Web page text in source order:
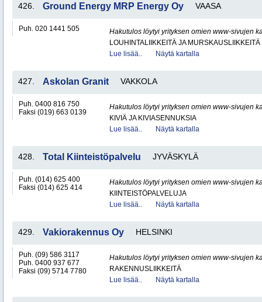
426. Ground Energy MRP Energy Oy VAASA
Puh. 020 1441 505
Hakutulos löytyi yrityksen omien www-sivujen
LOUHINTALIIKKEITÄ JA MURSKAUSLIIKKEITÄ
Lue lisää..
Näytä kartalla
427. Askolan Granit VAKKOLA
Puh. 0400 816 750
Faksi (019) 663 0139
Hakutulos löytyi yrityksen omien www-sivujen
KIVIÄ JA KIVIASENNUKSIA
Lue lisää..
Näytä kartalla
428. Total Kiinteistöpalvelu JYVÄSKYLÄ
Puh. (014) 625 400
Faksi (014) 625 414
Hakutulos löytyi yrityksen omien www-sivujen
KIINTEISTÖPALVELUJA
Lue lisää..
Näytä kartalla
429. Vakiorakennus Oy HELSINKI
Puh. (09) 586 3117
Puh. 0400 937 677
Faksi (09) 5714 7780
Hakutulos löytyi yrityksen omien www-sivujen
RAKENNUSLIIKKEITÄ
Lue lisää..
Näytä kartalla